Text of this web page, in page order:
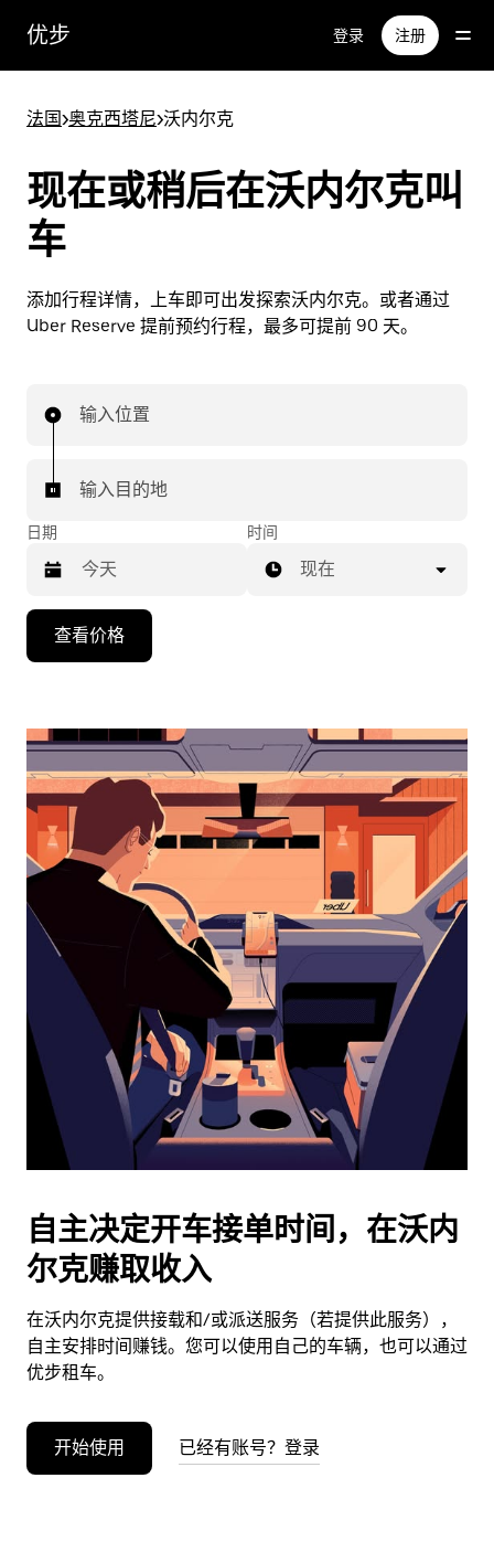
优步 登录 注册
法国>奥克西塔尼>沃内尔克
现在或稍后在沃内尔克叫
车
添加行程详情，上车即可出发探索沃内尔克。或者通过
Uber Reserve 提前预约行程，最多可提前 90 天。
输入位置
输入目的地
日期
向
头
浏
日
并
期。
按
退
闭
日
历。
时间
现在
查看价格
自主决定开车接单时间，在沃内
尔克赚取收入
在沃内尔克提供接载和/或派送服务（若提供此服务），
自主安排时间赚钱。您可以使用自己的车辆，也可以通过
优步租车。
开始使用 已经有账号？登录